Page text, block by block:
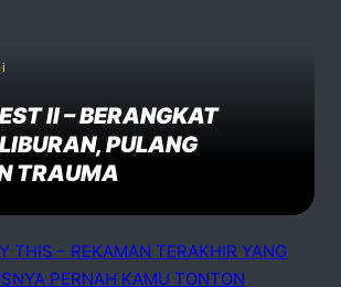
II – BERANGKAT
PULANG
TRAUMA